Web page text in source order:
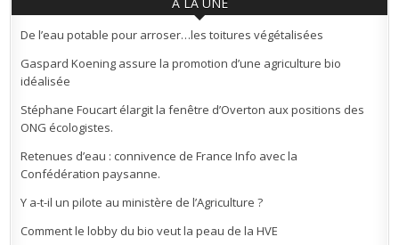
À LA UNE
De l’eau potable pour arroser…les toitures végétalisées
Gaspard Koening assure la promotion d’une agriculture bio
idéalisée
Stéphane Foucart élargit la fenêtre d’Overton aux positions des
ONG écologistes.
Retenues d’eau : connivence de France Info avec la
Confédération paysanne.
Y a-t-il un pilote au ministère de l’Agriculture ?
Comment le lobby du bio veut la peau de la HVE